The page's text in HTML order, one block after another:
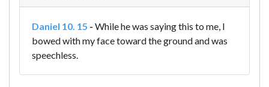
Daniel 10. 15 - While he was saying this to me, I
bowed with my face toward the ground and was
speechless.